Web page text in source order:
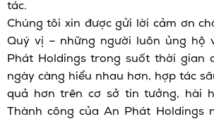
tác.
Chúng tôi xin được gửi lời cảm ơn
Quý vị – những người luôn ủng hộ
Phát Holdings trong suốt thời gian
ngày càng hiểu nhau hơn, hợp tác
quả hơn trên cơ sở tin tưởng, hài
Thành công của An Phát Holdings